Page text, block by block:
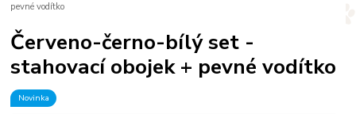
pevné vodítko
Červeno-černo-bílý set -
stahovací obojek + pevné vodítko
Novinka